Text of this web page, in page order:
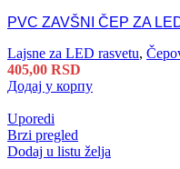
PVC ZAVŠNI ČEP ZA
Lajsne za LED rasvetu,
405,00 RSD
Додај у корпу
Uporedi
Brzi pregled
Dodaj u listu želja